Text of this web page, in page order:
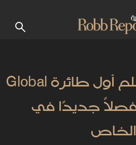
بومباردييه تسلم أول طائرة Global
فصلاً جديدًا في
الخاص